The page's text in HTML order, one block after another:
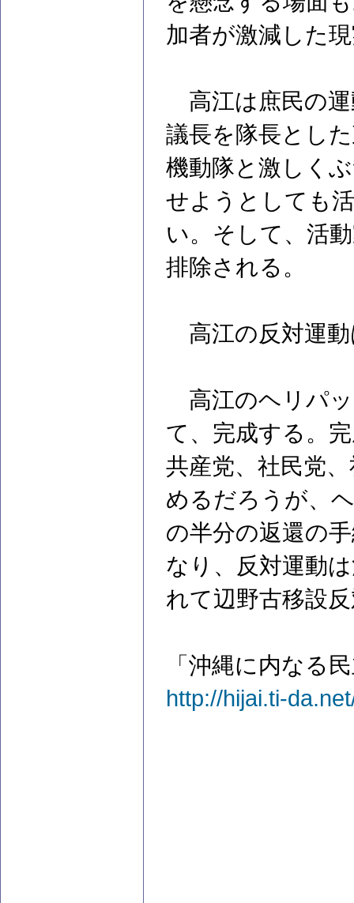
加者が激減した
高江は庶民の運
議長を隊長とし
機動隊と激しく
せようとしても
い。そして、活
排除される。
高江の反対運動
高江のヘリパ
て、完成する。
共産党、社民党
めるだろうが、
の半分の返還の
なり、反対運動
れて辺野古移設
「沖縄に内なる
http://hijai.ti-